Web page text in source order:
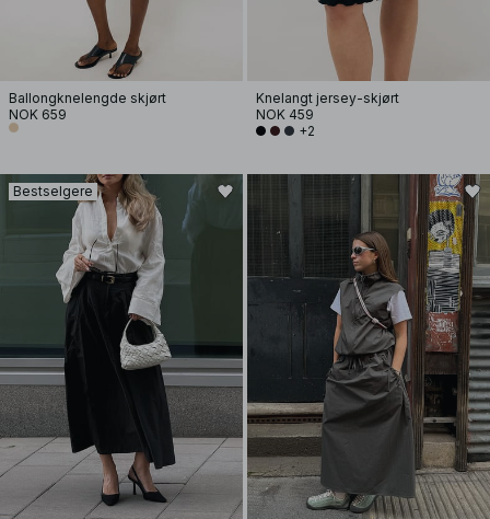
Ballongknelengde skjørt
NOK 659
Knelangt jersey-skjørt
NOK 459
+2
Bestselgere